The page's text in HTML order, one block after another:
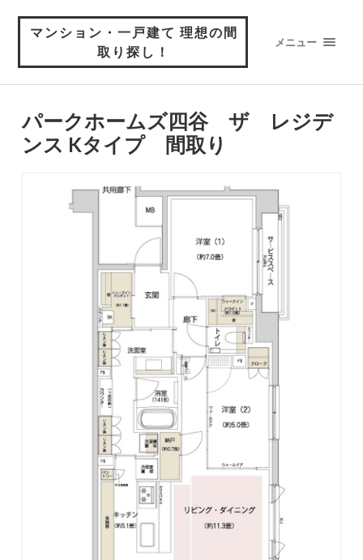
マンション・一戸建て 理想の間
取り探し！
メニュー
パークホームズ四谷 ザ レジデ
ンス Kタイプ 間取り